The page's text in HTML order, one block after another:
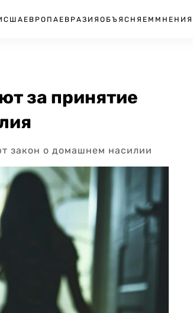
США ЕВРОПА ЕВРАЗИЯ ОБЪЯСНЯЕМ МНЕНИЯ
за принятие
закон о домашнем насилии